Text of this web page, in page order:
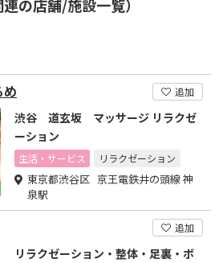
の店舗/施設一覧）
め 追加
渋谷 道玄坂 マッサージ リラクゼ
ーション
生活・サービス リラクゼーション
東京都渋谷区 京王電鉄井の頭線 神
泉駅
追加
リラクゼーション・整体・足裏・ボ